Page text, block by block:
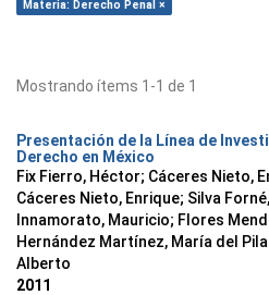
Materia: Derecho Penal ×
Mostrando ítems 1-1 de 1
Presentación de la Línea de
Derecho en México
Fix Fierro, Héctor; Cáceres Nieto,
Cáceres Nieto, Enrique; Silva
Innamorato, Mauricio; Flores
Hernández Martínez, María del
Alberto
2011